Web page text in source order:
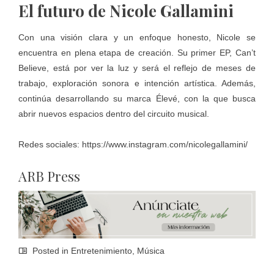
El futuro de Nicole Gallamini
Con una visión clara y un enfoque honesto, Nicole se
encuentra en plena etapa de creación. Su primer EP, Can’t
Believe, está por ver la luz y será el reflejo de meses de
trabajo, exploración sonora e intención artística. Además,
continúa desarrollando su marca Élevé, con la que busca
abrir nuevos espacios dentro del circuito musical.
Redes sociales: https://www.instagram.com/nicolegallamini/
ARB Press
Posted in Entretenimiento Música